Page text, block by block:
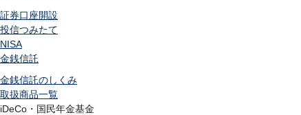
証券口座開設
投信つみたて
NISA
金銭信託
金銭信託のしくみ
取扱商品一覧
iDeCo・国民年金基金